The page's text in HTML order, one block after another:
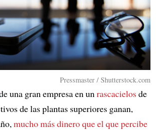
Pressmaster / Shutterstock.com
una gran empresa en unrascacielosde
de las plantas superiores ganan,
mucho más dinero que el que percibe